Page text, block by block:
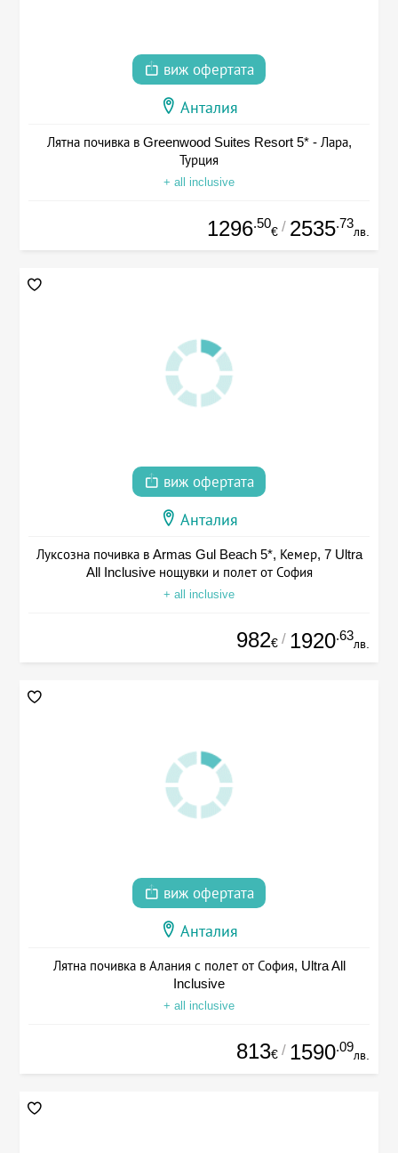
виж офертата
Анталия
Лятна почивка в Greenwood Suites Resort 5* - Лара,
Турция
+ all inclusive
1296.50
€ / 2535.73
лв.
виж офертата
Анталия
Луксозна почивка в Armas Gul Beach 5*, Кемер, 7 Ultra
All Inclusive нощувки и полет от София
+ all inclusive
982€ / 1920.63
лв.
виж офертата
Анталия
Лятна почивка в Алания с полет от София, Ultra All
Inclusive
+ all inclusive
813€ / 1590.09
лв.